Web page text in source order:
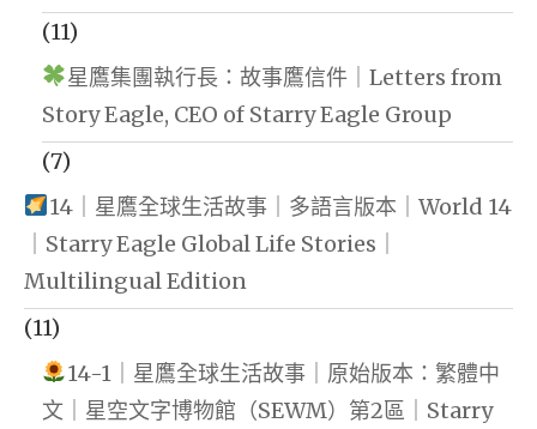
(11)
星鷹集團執行長：故事鷹信件｜Letters from
Story Eagle, CEO of Starry Eagle Group
(7)
14｜星鷹全球生活故事｜多語言版本｜World 14
｜Starry Eagle Global Life Stories｜
Multilingual Edition
(11)
14-1｜星鷹全球生活故事｜原始版本：繁體中
文｜星空文字博物館（SEWM）第2區｜Starry